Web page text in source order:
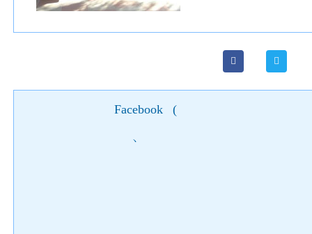
Facebook (
)